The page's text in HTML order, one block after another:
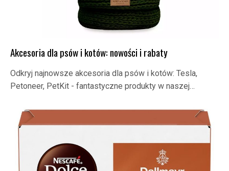
Akcesoria dla psów i kotów: nowości i rabaty
Odkryj najnowsze akcesoria dla psów i kotów: Tesla,
Petoneer, PetKit - fantastyczne produkty w naszej…